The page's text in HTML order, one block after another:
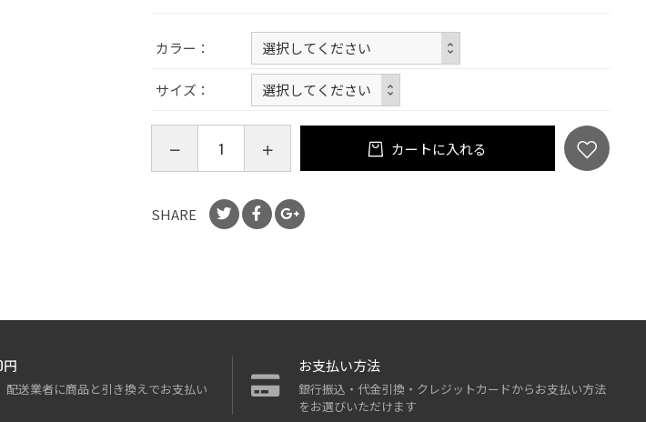
カラー
サイズ
カートに入れる
SHARE
配送業者に商品と引き換えでお支払い
お支払い方法
銀行振込・代金引換・クレジットカードからお支払い方法
をお選びいただけます